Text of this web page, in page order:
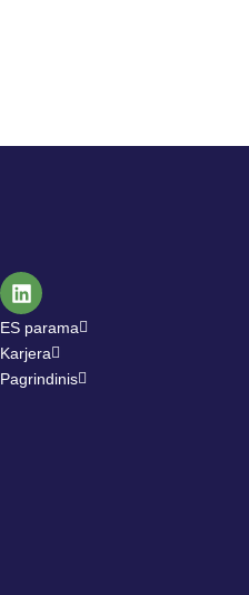
ES parama
Karjera
Pagrindinis